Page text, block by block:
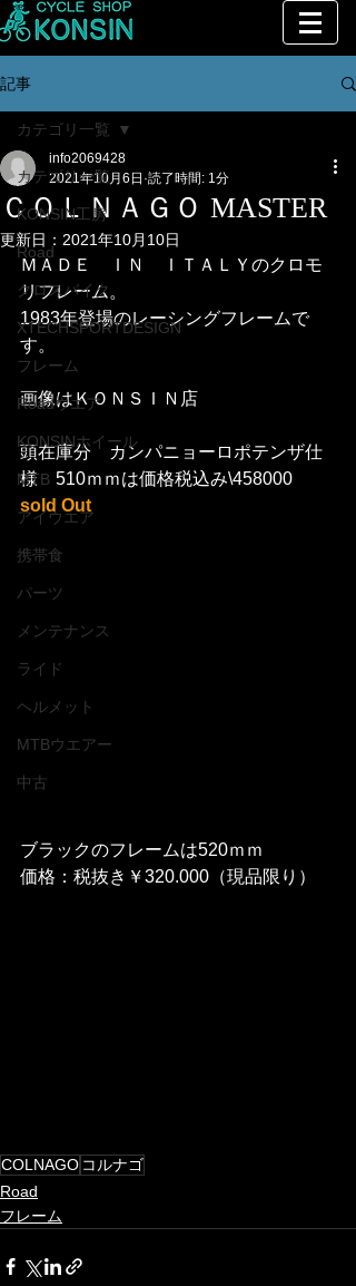
記事
カテゴリ一覧
KONSIN工房
Road
クロスバイク
XTECHSPORTDESIGN
フレーム
Roadウエア
KONSINホイール
MTB
アイウエア
携帯食
パーツ
メンテナンス
ライド
ヘルメット
MTBウエアー
中古
カテゴリ一覧
ＣＯＬＮＡＧＯ MASTER
info2069428
2021年10月6日 読了時間: 1分
更新日： 2021年10月10日
ＭＡＤＥ　ＩＮ　ＩＴＡＬＹのクロモ
リフレーム。
1983年登場のレーシングフレームで
す。
画像はＫＯＮＳＩＮ店
頭在庫分　カンパニョーロポテンザ仕
様　510ｍｍは価格税込み\458000
sold Out
ブラックのフレームは520ｍｍ
価格：税抜き￥320.000（現品限り）
COLNAGO コルナゴ
Road
フレーム